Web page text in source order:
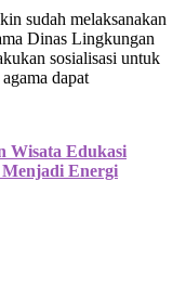
sudah melaksanakan
Dinas Lingkungan
sosialisasi untuk
dapat
Wisata Edukasi
Menjadi Energi